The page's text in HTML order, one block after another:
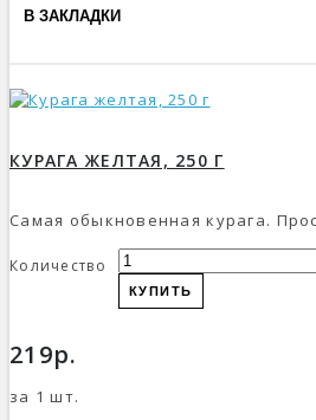
В ЗАКЛАДКИ
КУРАГА ЖЕЛТАЯ, 250 Г
Самая обыкновенная курага.
Количество
КУПИТЬ
219р.
за 1 шт.